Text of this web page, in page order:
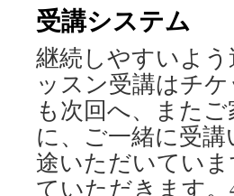
ン
ツ
キ
ッ
受講システム
継続しやすいよ
ッスン受講はチ
も次回へ、また
に、ご一緒に受
途いただいてい
ていただきます